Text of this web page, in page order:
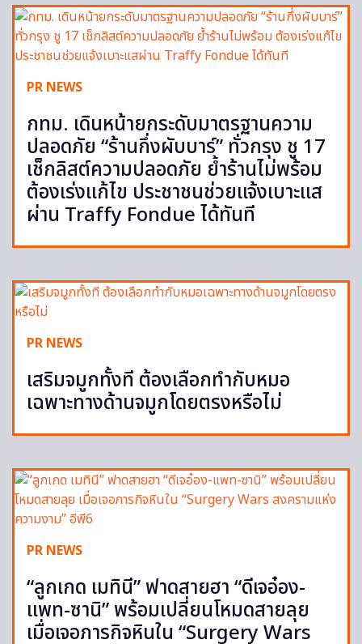
PR NEWS
กทม. เดินหน้ายกระดับมาตรฐานความ
ปลอดภัย “ร้านกึ่งผับบาร์” ทั่วกรุง ชู 17
เช็กลิสต์ความปลอดภัย ย้ำร้านไม่พร้อม
ต้องเร่งแก้ไข ประชาชนช่วยแจ้งเบาะแส
ผ่าน Traffy Fondue ได้ทันที
PR NEWS
เสริมจมูกทั้งที ต้องเลือกทำกับหมอ
เฉพาะทางด้านจมูกโดยตรงหรือไม่
PR NEWS
“ลูกเกด เมทินี” ฟาดสายฮา “ดีเจอ๋อง-
แพท-ซานิ” พร้อมเปลี่ยนโหมดสายลุย
เมื่อเจอภารกิจหินใน “Surgery Wars